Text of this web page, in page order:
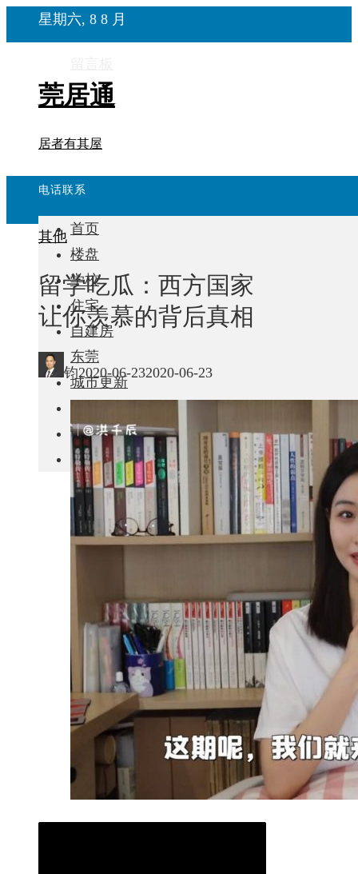
星期六, 8 8 月
莞居通
居者有其屋
电话联系
首页
楼盘
学校
住宅
自建房
东莞
城市更新
中国
其他
其他
留学吃瓜：西方国家
让你羡慕的背后真相
钧2020-06-232020-06-23